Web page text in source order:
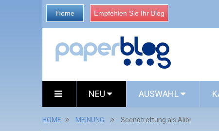
Home Empfehlen Sie Ihr Blog
NEU AUSWAHL
HOME MEINUNG Seenotrettung als Alibi